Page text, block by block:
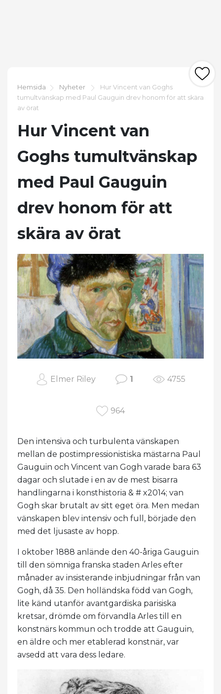
Hemsida Nyheter
Hur Vincent van Goghs
tumultvänskap med Paul Gauguin drev honom för att skära
av örat
Hur Vincent van
Goghs tumultvänskap
med Paul Gauguin
drev honom för att
skära av örat
Elmer Riley 1 4755
964
Den intensiva och turbulenta vänskapen
mellan de postimpressionistiska mästarna Paul
Gauguin och Vincent van Gogh varade bara 63
dagar och slutade i en av de mest bisarra
handlingarna i konsthistoria & # x2014; van
Gogh skar brutalt av sitt eget öra. Men medan
vänskapen blev intensiv och full, började den
med det ljusaste av hopp.
I oktober 1888 anlände den 40-åriga Gauguin
till den sömniga franska staden Arles efter
månader av insisterande inbjudningar från van
Gogh, då 35. Den holländska född van Gogh,
lite känd utanför avantgardiska parisiska
kretsar, drömde om förvandla Arles till en
konstnärs kommun och trodde att Gauguin,
en äldre och mer etablerad konstnär, var
avsedd att vara dess ledare.